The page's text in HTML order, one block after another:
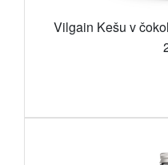
Vilgain Kešu v